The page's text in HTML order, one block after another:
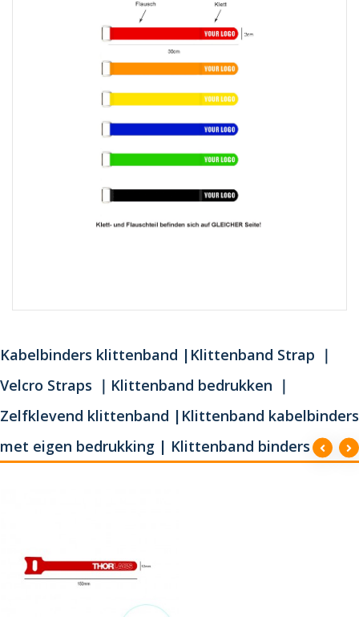
Kabelbinders klittenband |Klittenband Strap ｜
Velcro Straps ｜Klittenband bedrukken ｜
Zelfklevend klittenband |Klittenband kabelbinders
met eigen bedrukking | Klittenband binders